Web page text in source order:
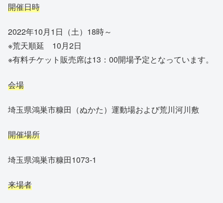
開催日時
2022年10月1日（土）18時～
※荒天順延 10月2日
※有料チケット販売席は13：00開場予定となっています。
会場
埼玉県鴻巣市糠田（ぬかた）運動場および荒川河川敷
開催場所
埼玉県鴻巣市糠田1073-1
来場者